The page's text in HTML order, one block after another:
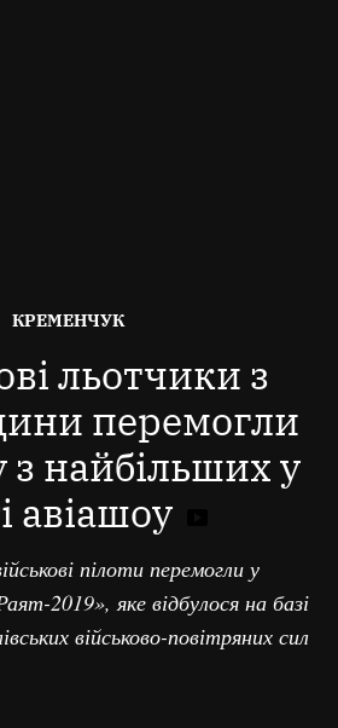
ОПУБЛІКОВАНО
КРЕМЕНЧУК
льотчики з
перемогли
з найбільших у
авіашоу
пілоти перемогли у
2019», яке відбулося на базі
військово-повітряних сил